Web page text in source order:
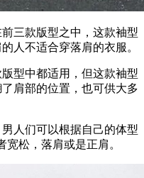
三款版型之中，这款袖型
人不适合穿落肩的衣服。
型中都适用，但这款袖型
肩部的位置，也可供大多
人们可以根据自己的体型
宽松，落肩或是正肩。